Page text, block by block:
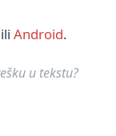
ili Android.
u tekstu?